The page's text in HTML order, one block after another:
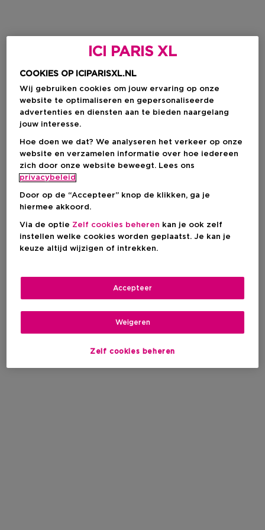
ICI PARIS XL
COOKIES OP ICIPARISXL.NL
Wij gebruiken cookies om jouw ervaring op onze
website te optimaliseren en gepersonaliseerde
advertenties en diensten aan te bieden naargelang
jouw interesse.
Hoe doen we dat? We analyseren het verkeer op onze
website en verzamelen informatie over hoe iedereen
zich door onze website beweegt. Lees ons
privacybeleid
Door op de “Accepteer” knop de klikken, ga je
hiermee akkoord.
Via de optie Zelf cookies beheren kan je ook zelf
instellen welke cookies worden geplaatst. Je kan je
keuze altijd wijzigen of intrekken.
Zelf cookies beheren
Weigeren
Accepteer